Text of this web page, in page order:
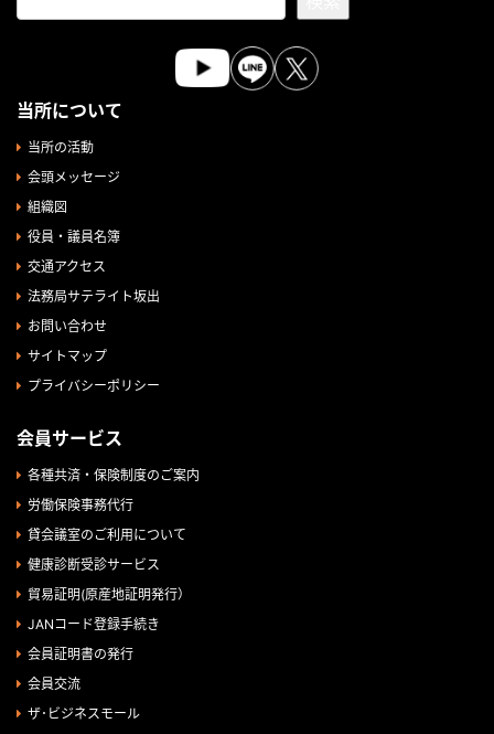
当所について
当所の活動
会頭メッセージ
組織図
役員・議員名簿
交通アクセス
法務局サテライト坂出
お問い合わせ
サイトマップ
プライバシーポリシー
会員サービス
各種共済・保険制度のご案内
労働保険事務代行
貸会議室のご利用について
健康診断受診サービス
貿易証明(原産地証明発行）
JANコード登録手続き
会員証明書の発行
会員交流
ザ･ビジネスモール